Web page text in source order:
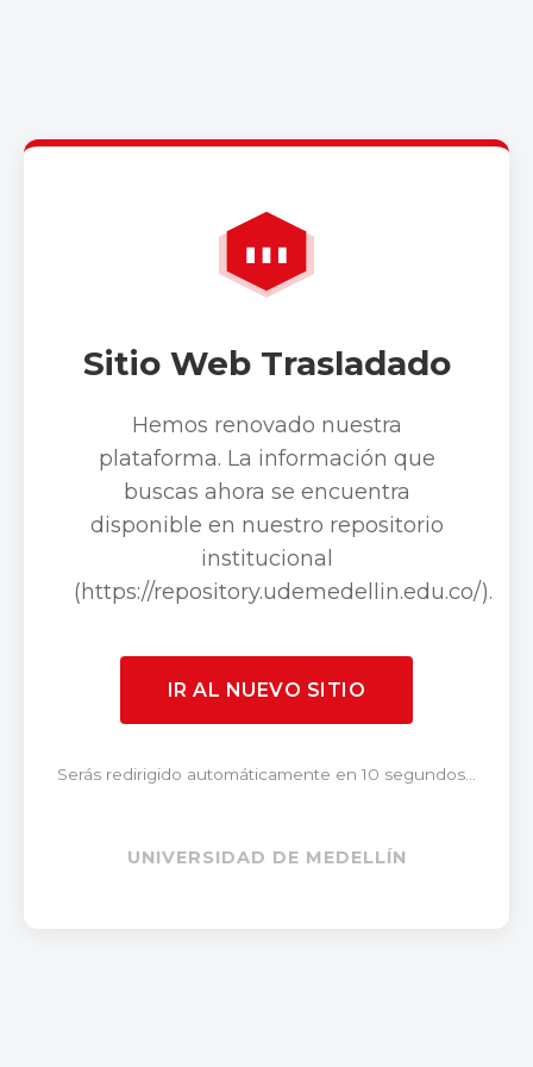
Sitio Web Trasladado
Hemos renovado nuestra
plataforma. La información que
buscas ahora se encuentra
disponible en nuestro repositorio
institucional
(https://repository.udemedellin.edu.co/).
IR AL NUEVO SITIO
Serás redirigido automáticamente en 10 segundos...
UNIVERSIDAD DE MEDELLÍN